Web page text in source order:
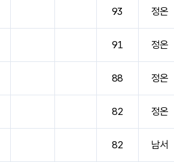
93 정온
91 정온
88 정온
82 정온
82 남서